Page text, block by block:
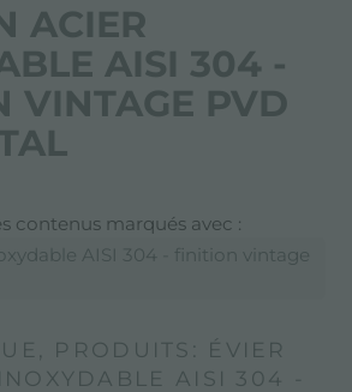
ACIER
AISI 304 -
VINTAGE PVD
contenus marqués avec :
AISI 304 - finition vintage
PRODUITS: ÉVIER
AISI 304 -